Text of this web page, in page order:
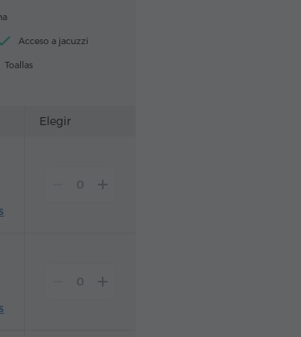
Acceso a jacuzzi
Toallas
Elegir